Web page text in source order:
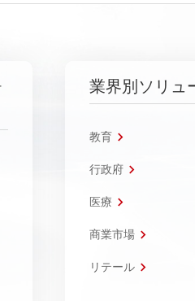
業界別ソリュ
教育
行政府
医療
商業市場
リテール